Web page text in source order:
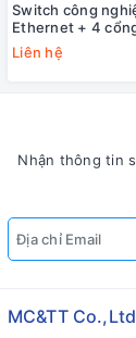
Switch công
Ethernet + 4
cổng Gigabit SFP
IES2010-
Liên hệ
Nhận thông tin
MC&TT Co.,Ltd